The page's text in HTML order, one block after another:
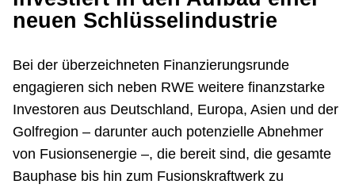
neuen Schlüsselindustrie
Bei der überzeichneten Finanzierungsrunde
engagieren sich neben RWE weitere finanzstarke
Investoren aus Deutschland, Europa, Asien und der
Golfregion – darunter auch potenzielle Abnehmer
von Fusionsenergie –, die bereit sind, die gesamte
Bauphase bis hin zum Fusionskraftwerk zu